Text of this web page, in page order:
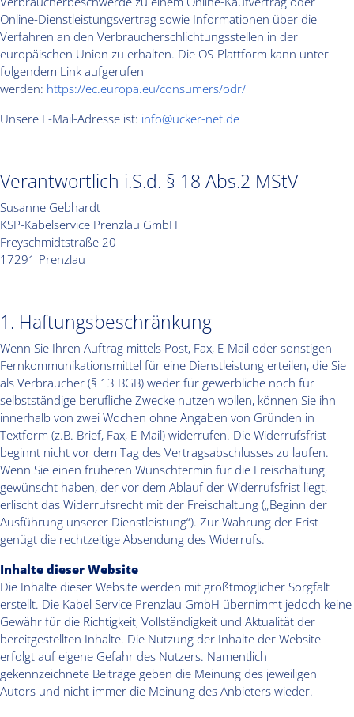
Online-Dienstleistungsvertrag sowie Informationen über die
Verfahren an den Verbraucherschlichtungsstellen in der
europäischen Union zu erhalten. Die OS-Plattform kann unter
folgendem Link aufgerufen
werden: https://ec.europa.eu/consumers/odr/
Unsere E-Mail-Adresse ist: info@ucker-net.de
Verantwortlich i.S.d. § 18 Abs.2 MStV
Susanne Gebhardt
KSP-Kabelservice Prenzlau GmbH
Freyschmidtstraße 20
17291 Prenzlau
1. Haftungsbeschränkung
Wenn Sie Ihren Auftrag mittels Post, Fax, E-Mail oder sonstigen
Fernkommunikationsmittel für eine Dienstleistung erteilen, die Sie
als Verbraucher (§ 13 BGB) weder für gewerbliche noch für
selbstständige berufliche Zwecke nutzen wollen, können Sie ihn
innerhalb von zwei Wochen ohne Angaben von Gründen in
Textform (z.B. Brief, Fax, E-Mail) widerrufen. Die Widerrufsfrist
beginnt nicht vor dem Tag des Vertragsabschlusses zu laufen.
Wenn Sie einen früheren Wunschtermin für die Freischaltung
gewünscht haben, der vor dem Ablauf der Widerrufsfrist liegt,
erlischt das Widerrufsrecht mit der Freischaltung („Beginn der
Ausführung unserer Dienstleistung“). Zur Wahrung der Frist
genügt die rechtzeitige Absendung des Widerrufs.
Inhalte dieser Website
Die Inhalte dieser Website werden mit größtmöglicher Sorgfalt
erstellt. Die Kabel Service Prenzlau GmbH übernimmt jedoch keine
Gewähr für die Richtigkeit, Vollständigkeit und Aktualität der
bereitgestellten Inhalte. Die Nutzung der Inhalte der Website
erfolgt auf eigene Gefahr des Nutzers. Namentlich
gekennzeichnete Beiträge geben die Meinung des jeweiligen
Autors und nicht immer die Meinung des Anbieters wieder.